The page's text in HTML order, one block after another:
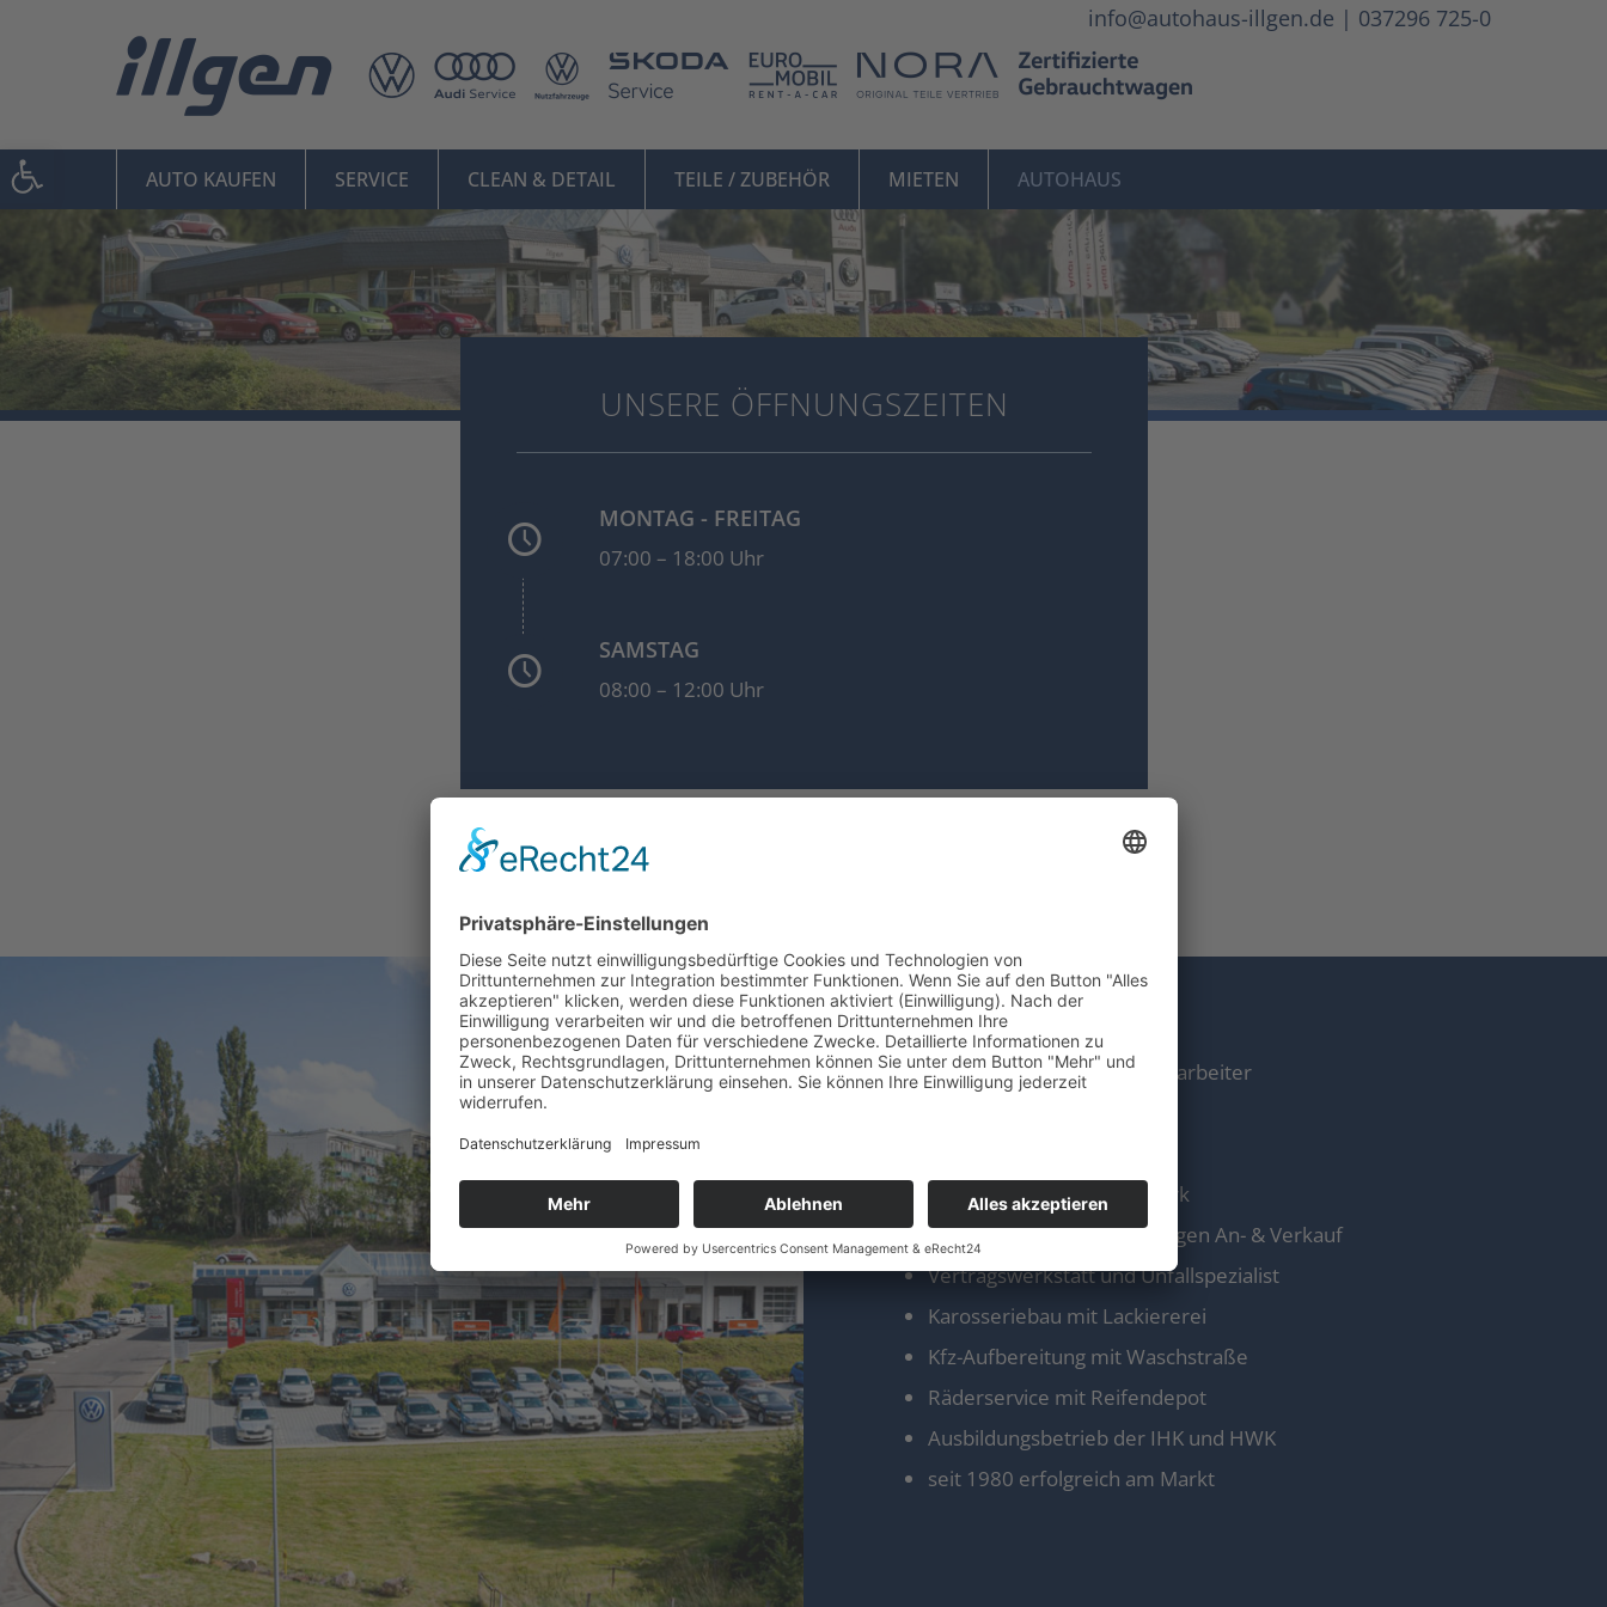
Werkzeugleiste öffnen
info@autohaus-illgen.de | 037296 725-0
AUTO KAUFEN SERVICE CLEAN & DETAIL TEILE / ZUBEHÖR MIETEN AUTOHAUS
UNSERE ÖFFNUNGSZEITEN
MONTAG - FREITAG
07:00 – 18:00 Uhr
SAMSTAG
08:00 – 12:00 Uhr
ca. 50 hochqualifizierte Mitarbeiter
Jahreswagen direkt ab Werk
Zertifizierter Gebrauchtwagen An- & Verkauf
Vertragswerkstatt und Unfallspezialist
Karosseriebau mit Lackiererei
Kfz-Aufbereitung mit Waschstraße
Räderservice mit Reifendepot
Ausbildungsbetrieb der IHK und HWK
seit 1980 erfolgreich am Markt